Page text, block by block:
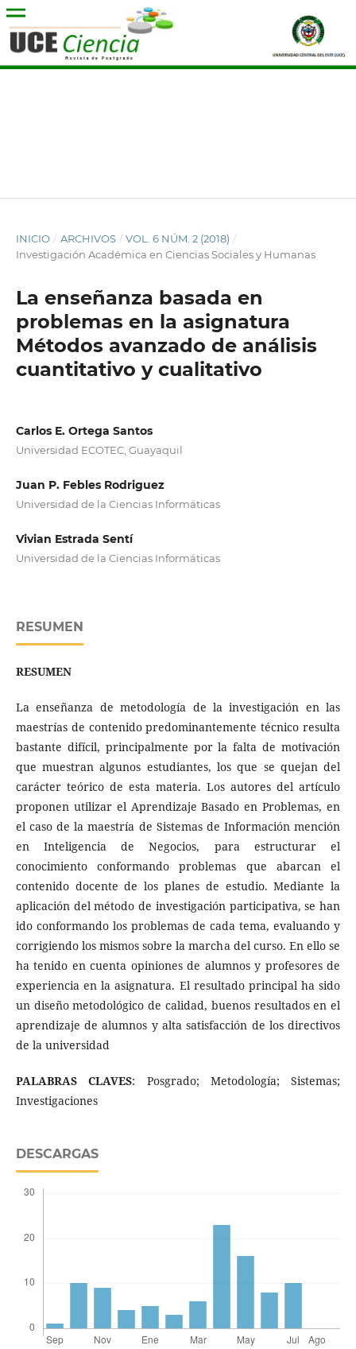
INICIO / ARCHIVOS / VOL. 6 NÚM. 2 (2018) /
Investigación Académica en Ciencias Sociales y Humanas
La enseñanza basada en
problemas en la asignatura
Métodos avanzado de análisis
cuantitativo y cualitativo
Carlos E. Ortega Santos
Universidad ECOTEC, Guayaquil
Juan P. Febles Rodriguez
Universidad de la Ciencias Informáticas
Vivian Estrada Sentí
Universidad de la Ciencias Informáticas
RESUMEN
RESUMEN
La enseñanza de metodología de la investigación en las
maestrías de contenido predominantemente técnico resulta
bastante difícil, principalmente por la falta de motivación
que muestran algunos estudiantes, los que se quejan del
carácter teórico de esta materia. Los autores del artículo
proponen utilizar el Aprendizaje Basado en Problemas, en
el caso de la maestría de Sistemas de Información mención
en Inteligencia de Negocios, para estructurar el
conocimiento conformando problemas que abarcan el
contenido docente de los planes de estudio. Mediante la
aplicación del método de investigación participativa, se han
ido conformando los problemas de cada tema, evaluando y
corrigiendo los mismos sobre la marcha del curso. En ello se
ha tenido en cuenta opiniones de alumnos y profesores de
experiencia en la asignatura. El resultado principal ha sido
un diseño metodológico de calidad, buenos resultados en el
aprendizaje de alumnos y alta satisfacción de los directivos
de la universidad
PALABRAS CLAVES: Posgrado; Metodología; Sistemas;
Investigaciones
DESCARGAS